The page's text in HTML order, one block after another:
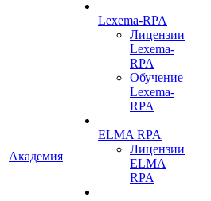
Академия
Lexema-RPA
Лицензии
Lexema-
RPA
Обучение
Lexema-
RPA
ELMA RPA
Лицензии
ELMA
RPA